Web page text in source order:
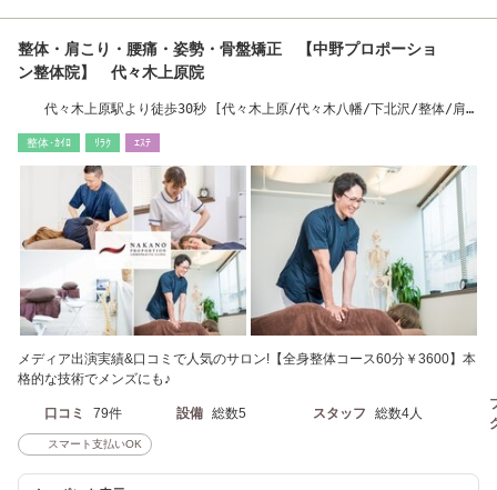
整体・肩こり・腰痛・姿勢・骨盤矯正 【中野プロポーショ
ン整体院】 代々木上原院
代々木上原駅より徒歩30秒 [代々木上原/代々木八幡/下北沢/整体/肩こ
整体･ｶｲﾛ ﾘﾗｸ ｴｽﾃ
メディア出演実績&口コミで人気のサロン!【全身整体コース60分￥3600】本
格的な技術でメンズにも♪
口コミ 79件 設備 総数5 スタッフ 総数4人
スマート支払いOK